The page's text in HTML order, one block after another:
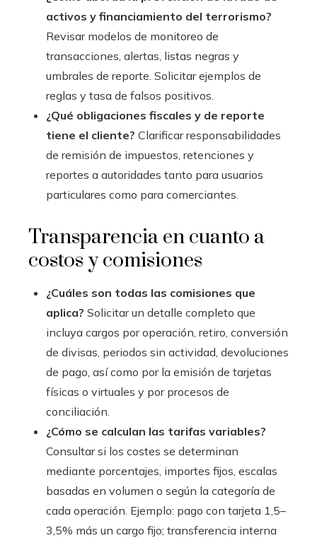
activos y financiamiento del terrorismo?
Revisar modelos de monitoreo de
transacciones, alertas, listas negras y
umbrales de reporte. Solicitar ejemplos de
reglas y tasa de falsos positivos.
¿Qué obligaciones fiscales y de reporte
tiene el cliente? Clarificar responsabilidades
de remisión de impuestos, retenciones y
reportes a autoridades tanto para usuarios
particulares como para comerciantes.
Transparencia en cuanto a
costos y comisiones
¿Cuáles son todas las comisiones que
aplica? Solicitar un detalle completo que
incluya cargos por operación, retiro, conversión
de divisas, periodos sin actividad, devoluciones
de pago, así como por la emisión de tarjetas
físicas o virtuales y por procesos de
conciliación.
¿Cómo se calculan las tarifas variables?
Consultar si los costes se determinan
mediante porcentajes, importes fijos, escalas
basadas en volumen o según la categoría de
cada operación. Ejemplo: pago con tarjeta 1,5–
3,5% más un cargo fijo; transferencia interna